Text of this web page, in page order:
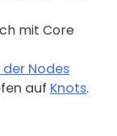
mit Core
der Nodes
auf Knots.